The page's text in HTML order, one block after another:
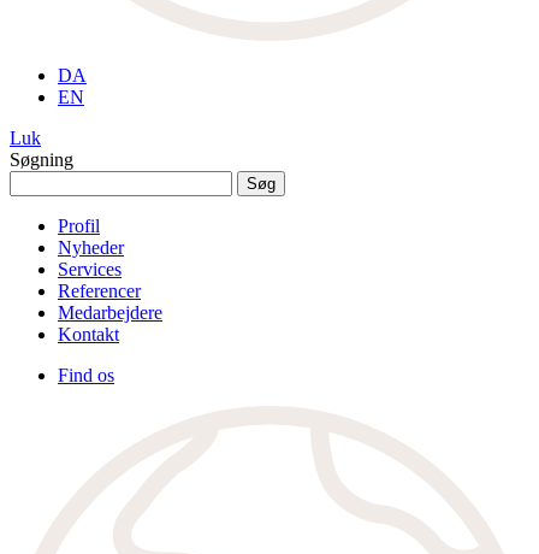
DA
EN
Luk
Søgning
efter:
Profil
Nyheder
Services
Referencer
Medarbejdere
Kontakt
Find os